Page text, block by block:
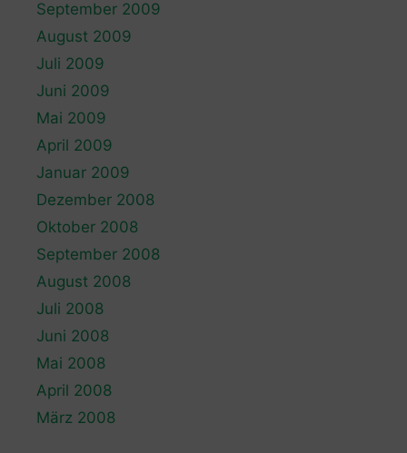
September 2009
August 2009
Juli 2009
Juni 2009
Mai 2009
April 2009
Januar 2009
Dezember 2008
Oktober 2008
September 2008
August 2008
Juli 2008
Juni 2008
Mai 2008
April 2008
März 2008